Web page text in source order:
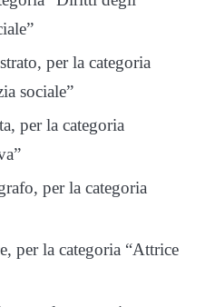
per la categoria
sociale”
per la categoria
per la categoria
per la categoria “Attrice